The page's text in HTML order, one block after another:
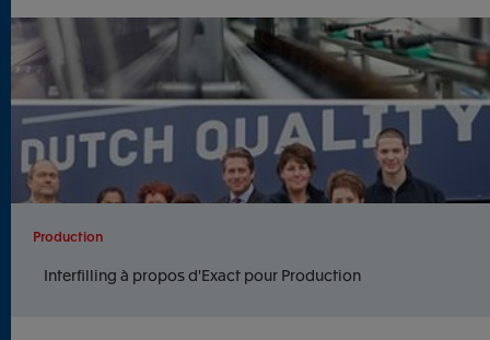
Production
Interfilling à propos d'Exact pour Production